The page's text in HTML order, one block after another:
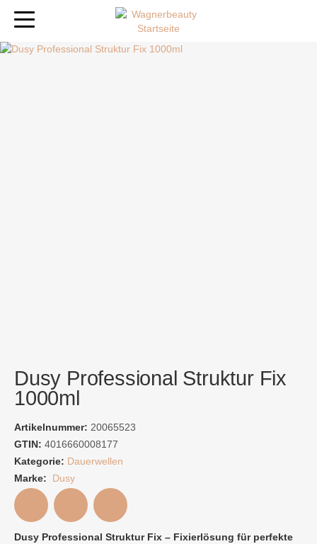
Dusy Professional Struktur Fix
1000ml
Artikelnummer: 20065523
GTIN: 4016660008177
Kategorie: Dauerwellen
Marke:
Dusy
Dusy Professional Struktur Fix – Fixierlösung für perfekte